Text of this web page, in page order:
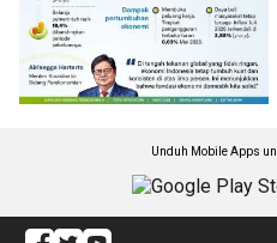
Unduh Mobile Apps